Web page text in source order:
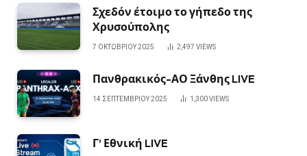
Σχεδόν έτοιμο το γήπεδο της
Χρυσούπολης
7 ΟΚΤΩΒΡΊΟΥ 2025 2,497 VIEWS
Πανθρακικός-ΑΟ Ξάνθης LIVE
14 ΣΕΠΤΕΜΒΡΊΟΥ 2025 1,300VIEWS
Γ’ Εθνική LIVE